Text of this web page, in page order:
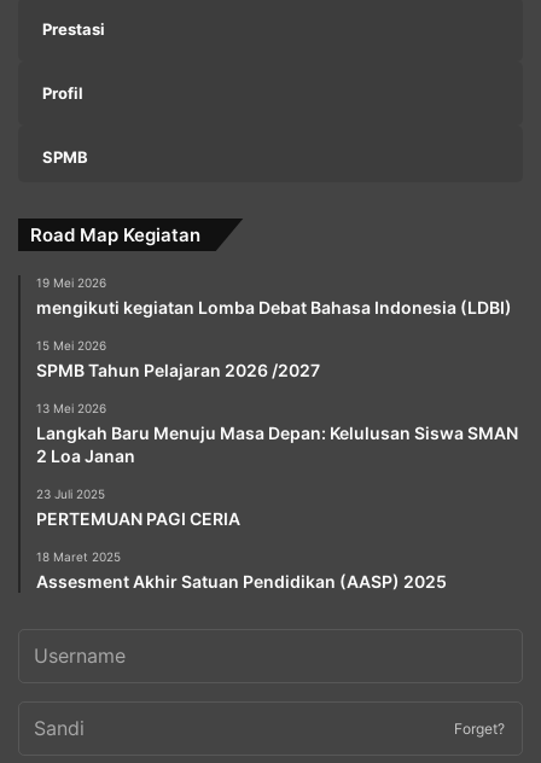
Prestasi
Profil
SPMB
Road Map Kegiatan
19 Mei 2026
mengikuti kegiatan Lomba Debat Bahasa Indonesia (LDBI)
15 Mei 2026
SPMB Tahun Pelajaran 2026 /2027
13 Mei 2026
Langkah Baru Menuju Masa Depan: Kelulusan Siswa SMAN
2 Loa Janan
23 Juli 2025
PERTEMUAN PAGI CERIA
18 Maret 2025
Assesment Akhir Satuan Pendidikan (AASP) 2025
Forget?